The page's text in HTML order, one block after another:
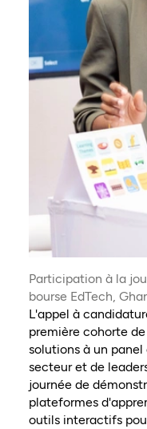
Participation à la
bourse EdTech,
L'appel à
première cohorte
solutions à un panel
secteur et de
journée de
plateformes
outils interactifs